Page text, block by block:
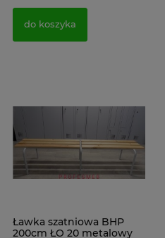
do koszyka
Ławka szatniowa BHP
200cm ŁO 20 metalowy